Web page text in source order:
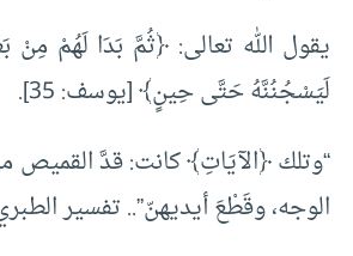
يقول الله تعالى: ﴿ثُمَّ بَدَا لَهُمْ مِنْ
لَيَسْجُنُنَّهُ حَتَّى حِينٍ﴾ [يوسف: 35].
“وتلك ﴿الآيَاتِ﴾ كانت: قدَّ القميص
الوجه، وقَطْعَ أيديهنّ”.. تفسير الطبري،